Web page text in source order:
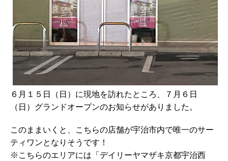
６月１５日（日）に現地を訪れたところ、７月６日
（日）グランドオープンのお知らせがありました。
このままいくと、こちらの店舗が宇治市内で唯一のサー
ティワンとなりそうです！
※こちらのエリアには「デイリーヤマザキ京都宇治西